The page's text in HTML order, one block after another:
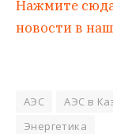
Нажмите
новости в
АЭС АЭС в
Энергетика